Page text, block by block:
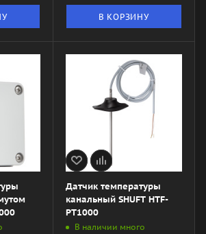
В КОРЗИНУ
Датчик температуры
канальный SHUFT HTF-
PT1000
В наличии много